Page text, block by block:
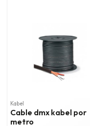
Kabel
Cable dmx kabel por
metro